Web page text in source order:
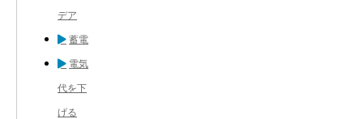
デア
蓄電
電気
代を下
げる